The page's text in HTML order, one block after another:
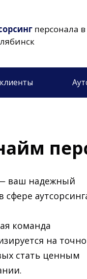
персонала в
ваш надежный
сфере
команда
на
стать ценным